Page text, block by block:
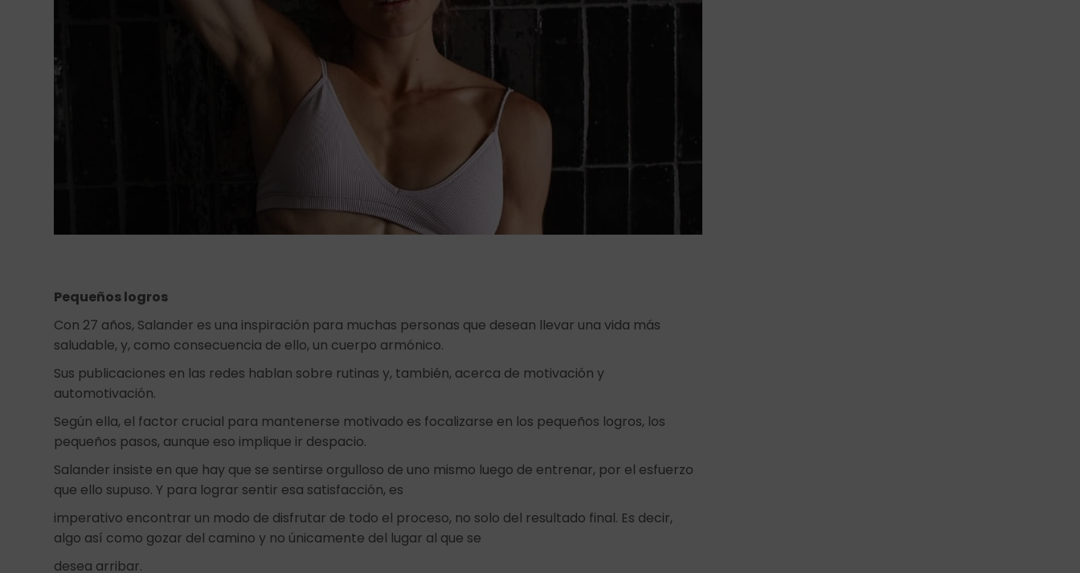
Pequeños logros
Con 27 años, Salander es una inspiración para muchas personas que desean llevar una vida más
saludable, y, como consecuencia de ello, un cuerpo armónico.
Sus publicaciones en las redes hablan sobre rutinas y, también, acerca de motivación y
automotivación.
Según ella, el factor crucial para mantenerse motivado es focalizarse en los pequeños logros, los
pequeños pasos, aunque eso implique ir despacio.
Salander insiste en que hay que se sentirse orgulloso de uno mismo luego de entrenar, por el esfuerzo
que ello supuso. Y para lograr sentir esa satisfacción, es
imperativo encontrar un modo de disfrutar de todo el proceso, no solo del resultado final. Es decir,
algo así como gozar del camino y no únicamente del lugar al que se
desea arribar.